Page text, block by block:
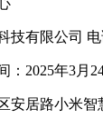
技有限公司 电
：2025年3月
安居路小米智